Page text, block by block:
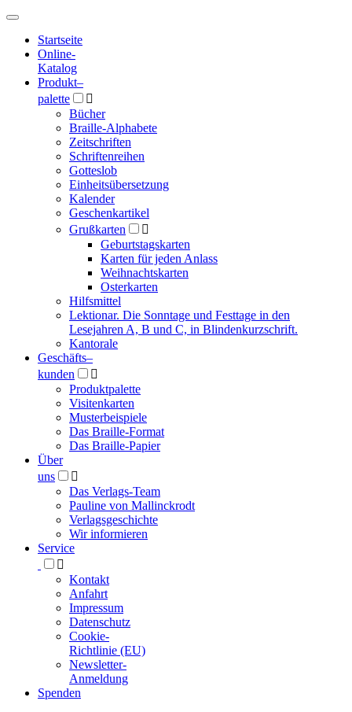
Hauptmenü
Hauptmenü
Startseite
Online-
Katalog
Produkt–
palette

Bücher
Braille-Alphabete
Zeitschriften
Schriftenreihen
Gotteslob
Einheitsübersetzung
Kalender
Geschenkartikel
Grußkarten

Geburtstagskarten
Karten für jeden Anlass
Weihnachtskarten
Osterkarten
Hilfsmittel
Lektionar. Die Sonntage und Festtage in den
Lesejahren A, B und C, in Blindenkurzschrift.
Kantorale
Geschäfts­–
kunden

Produktpalette
Visitenkarten
Musterbeispiele
Das Braille-Format
Das Braille-Papier
Über
uns

Das Verlags-Team
Pauline von Mallinckrodt
Verlagsgeschichte
Wir informieren
Service

Kontakt
Anfahrt
Impressum
Datenschutz
Cookie-
Richtlinie (EU)
Newsletter-
Anmeldung
Spenden